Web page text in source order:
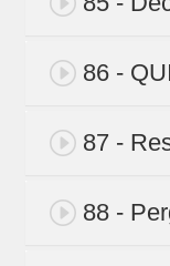
86 -
87 -
88 -